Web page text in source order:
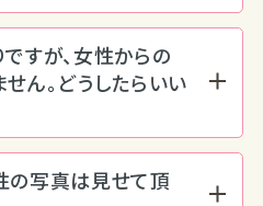
すが、女性からの
ん。どうしたらいい
の写真は見せて頂